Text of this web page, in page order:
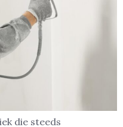
die steeds